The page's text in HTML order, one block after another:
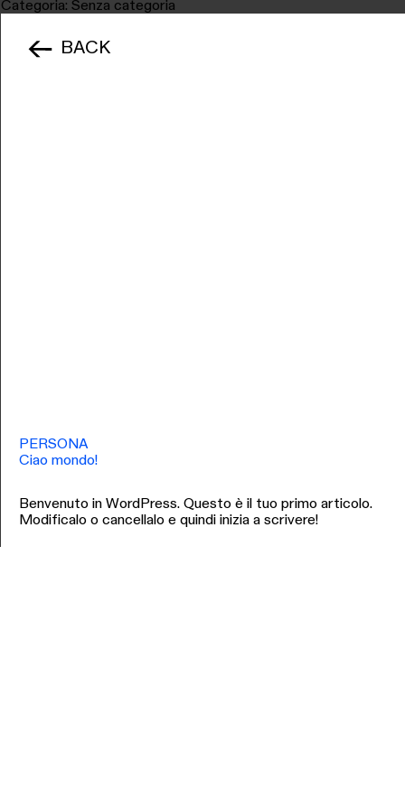
Categoria: Senza categoria
BACK
PERSONA
Ciao mondo!
Benvenuto in WordPress. Questo è il tuo primo articolo.
Modificalo o cancellalo e quindi inizia a scrivere!